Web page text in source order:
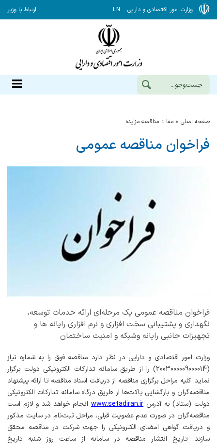
وزارت امور اقتصادی و دارایی EN ارتباط با وزیر
صفحه اصلی مفا مناقصه مزایده
فراخوان مناقصه عمومی
فراخوان مناقصه عمومی یک مرحله‌ای ارائه خدمات توسعه،
نگهداری و پشتیبانی سخت افزاری و نرم افزاری رایانه ها و
تجهیزات جانبی رایانه وشبکه و امنیت ساختمان
وزارت امور اقتصادی و دارایی در نظر دارد مناقصه فوق را به شماره نیاز
(2003000009000014) را از طریق سامانه تدارکات الکترونیکی دولت برگزار
نماید. کلیه مراحل برگزاری مناقصه از دریافت اسناد مناقصه تا ارائه پیشنهاد
مناقصه‌گران و بازگشایی پاکت‌ها از طریق درگاه سامانه تدارکات الکترونیکی
دولت (ستاد) به آدرسwww.setadiran.irانجام خواهد شد و لازم است
مناقصه‌گران در صورت عدم عضویت قبلی، مراحل ثبت‌نام در سایت مذکور
و دریافت گواهی امضای الکترونیکی را جهت شرکت در مناقصه محقق
سازند. تاریخ انتشار مناقصه در سامانه از ساعت روز شنبه تاریخ